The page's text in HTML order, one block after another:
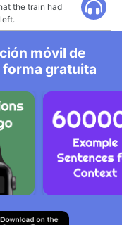
the train had
móvil de
forma gratuita